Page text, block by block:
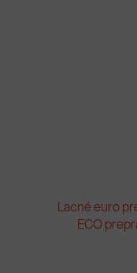
Lacné euro
ECO